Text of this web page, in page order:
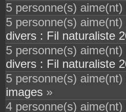
5 personne(s) aime(nt)
5 personne(s) aime(nt)
divers : Fil naturaliste
5 personne(s) aime(nt)
divers : Fil naturaliste
5 personne(s) aime(nt)
images »
4 personne(s) aime(nt)